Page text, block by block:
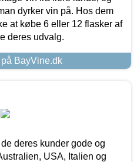
dyrker vin på. Hos dem
at købe 6 eller 12 flasker af
deres udvalg.
BayVine.dk
deres kunder gode og
USA, Italien og